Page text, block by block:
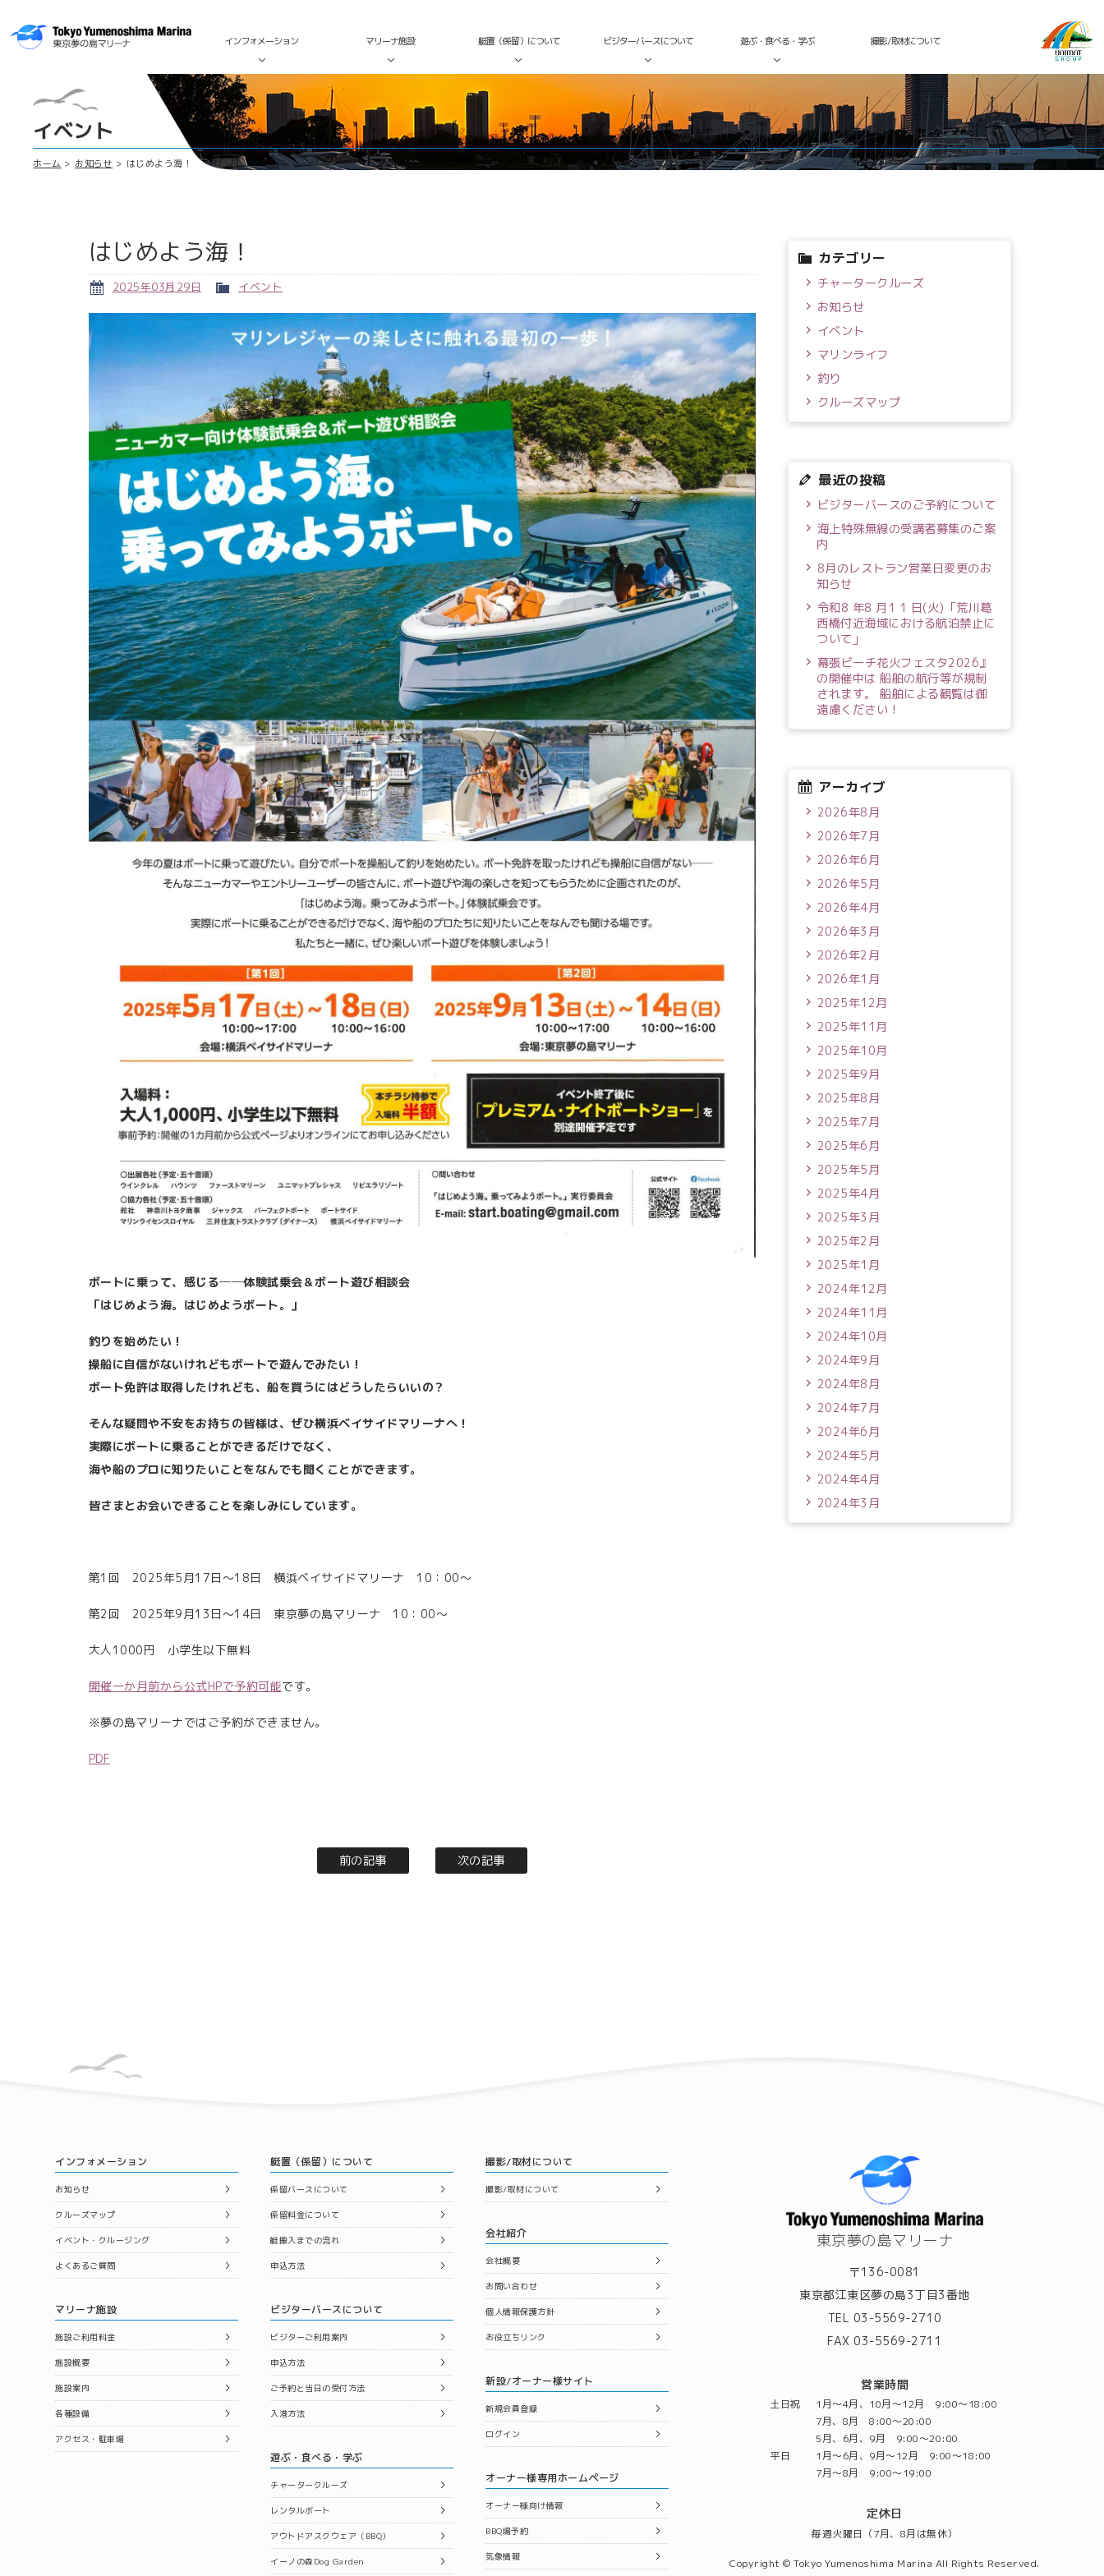
インフォメーション マリーナ施設 艇置（係留）について ビジターバースについて 遊ぶ・食べる・学ぶ 撮影/取材について
イベント
ホーム お知らせ はじめよう海！
はじめよう海！
2025年03月29日 イベント
ボートに乗って、感じる──体験試乗会＆ボート遊び相談会
「はじめよう海。はじめようボート。」
釣りを始めたい！
操船に自信がないけれどもボートで遊んでみたい！
ボート免許は取得したけれども、船を買うにはどうしたらいいの？
そんな疑問や不安をお持ちの皆様は、ぜひ横浜ベイサイドマリーナへ！
実際にボートに乗ることができるだけでなく、
海や船のプロに知りたいことをなんでも聞くことができます。
皆さまとお会いできることを楽しみにしています。
第1回 2025年5月17日～18日 横浜ベイサイドマリーナ 10：00～
第2回 2025年9月13日～14日 東京夢の島マリーナ 10：00～
大人1000円 小学生以下無料
開催一か月前から公式HPで予約可能です。
※夢の島マリーナではご予約ができません。
PDF
前の記事 次の記事
カテゴリー
チャータークルーズ
お知らせ
イベント
マリンライフ
釣り
クルーズマップ
最近の投稿
ビジターバースのご予約について
海上特殊無線の受講者募集のご案
内
8月のレストラン営業日変更のお
知らせ
令和8 年8 月1 1 日(火)「荒川葛
西橋付近海域における航泊禁止に
ついて」
幕張ビーチ花火フェスタ2026』
の開催中は 船舶の航行等が規制
されます。 船舶による観覧は御
遠慮ください！
アーカイブ
2026年8月
2026年7月
2026年6月
2026年5月
2026年4月
2026年3月
2026年2月
2026年1月
2025年12月
2025年11月
2025年10月
2025年9月
2025年8月
2025年7月
2025年6月
2025年5月
2025年4月
2025年3月
2025年2月
2025年1月
2024年12月
2024年11月
2024年10月
2024年9月
2024年8月
2024年7月
2024年6月
2024年5月
2024年4月
2024年3月
インフォメーション
お知らせ
クルーズマップ
イベント・クルージング
よくあるご質問
マリーナ施設
施設ご利用料金
施設概要
施設案内
各種設備
アクセス・駐車場
艇置（係留）について
係留バースについて
係留料金について
艇搬入までの流れ
申込方法
ビジターバースについて
ビジターご利用案内
申込方法
ご予約と当日の受付方法
入港方法
遊ぶ・食べる・学ぶ
チャータークルーズ
レンタルボート
アウトドアスクウェア（BBQ）
イーノの森Dog Garden
撮影/取材について
撮影/取材について
会社紹介
会社概要
お問い合わせ
個人情報保護方針
お役立ちリンク
新設/オーナー様サイト
新規会員登録
ログイン
オーナー様専用ホームページ
オーナー様向け情報
BBQ場予約
気象情報
東京夢の島マリーナ
〒136-0081
東京都江東区夢の島3丁目3番地
TEL 03-5569-2710
FAX 03-5569-2711
営業時間
土日祝
1月～4月、10月～12月 9:00～18:00
7月、8月 8:00～20:00
5月、6月、9月 9:00～20:00
平日
1月～6月、9月～12月 9:00～18:00
7月～8月 9:00～19:00
定休日
毎週火曜日（7月、8月は無休）
Copyright © Tokyo Yumenoshima Marina All Rights Reserved.